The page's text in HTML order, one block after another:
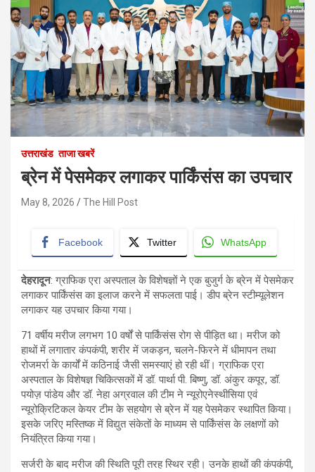
उत्तराखंड ताजा खबरें
ब्रेन में पेसमेकर लगाकर पार्किंसंस का उपचार
May 8, 2026 The Hill Post
Facebook Twitter WhatsApp
देहरादून: ग्राफिक एरा अस्पताल के विशेषज्ञों ने एक बुजुर्ग के ब्रेन में पेसमेकर
लगाकर पार्किंसंस का इलाज करने में सफलता पाई। डीप ब्रेन स्टीम्यूलेशन
लगाकर यह उपचार किया गया।
71 वर्षीय मरीज लगभग 10 वर्षों से पार्किंसंस रोग से पीड़ित था। मरीज को
हाथों में लगातार कंपकंपी, शरीर में जकड़न, चलने-फिरने में धीमापन तथा
रोजमर्रा के कार्यों में कठिनाई जैसी समस्याएं हो रही थीं। ग्राफिक एरा
अस्पताल के विशेषज्ञ चिकित्सकों में डॉ. पार्था पी. बिष्णु, डॉ. अंकुर कपूर, डॉ.
पयोज़ पांडेय और डॉ. नेहा अग्रवाल की टीम ने न्यूरोएनेस्थीसिया एवं
न्यूरोक्रिटिकल केयर टीम के सहयोग से ब्रेन में यह पेसमेकर स्थापित किया।
इसके जरिए मस्तिष्क में विद्युत संकेतों के माध्यम से पार्किंसंस के लक्षणों को
नियंत्रित किया गया।
सर्जरी के बाद मरीज की स्थिति पूरी तरह स्थिर रही। उनके हाथों की कंपकंपी,